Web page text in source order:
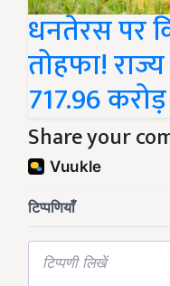
धनतेरस पर
तोहफा!
717.96
Share your